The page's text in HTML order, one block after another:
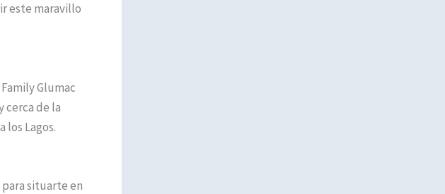
este maravillo
Glumac
cerca de la
los Lagos.
para situarte en